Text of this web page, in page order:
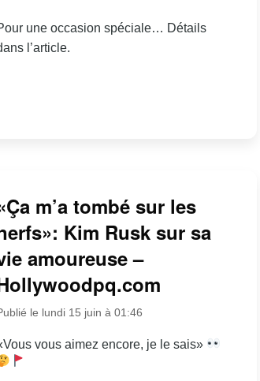
une occasion spéciale… Détails
l’article.
m’a tombé sur les
Kim Rusk sur sa
amoureuse –
le lundi 15 juin à 01:46
vous aimez encore, je le sais»